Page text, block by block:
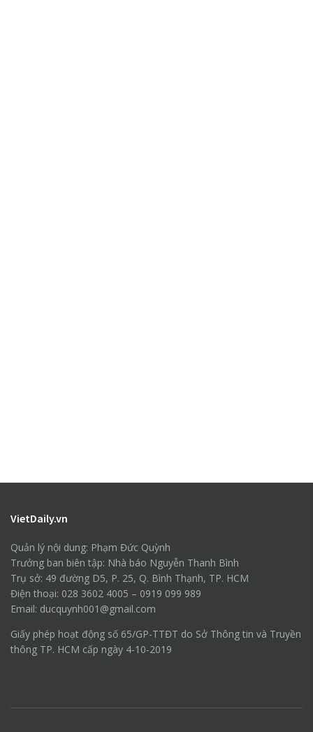
VietDaily.vn
Quản lý nội dung: Phạm Đức Quỳnh
Trưởng ban biên tập: Nhà báo Nguyễn Thanh Bình
Trụ sở: 49 đường D5, P. 25, Q. Bình Thạnh, TP. HCM
Điện thoại: 028 3602 4005 – 0919 099 989
Email: ducquynh001@gmail.com
Giấy phép hoạt động số 65/GP-TTĐT do Sở Thông tin và Truyền
thông TP. HCM cấp ngày 4-10-2019